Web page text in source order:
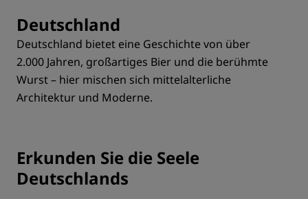
Deutschland
Deutschland bietet eine Geschichte von über
2.000 Jahren, großartiges Bier und die berühmte
Wurst – hier mischen sich mittelalterliche
Architektur und Moderne.
Erkunden Sie die Seele
Deutschlands